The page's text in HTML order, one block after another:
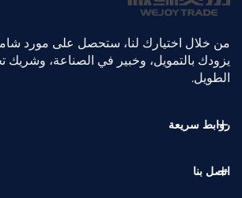
من خلال اختيارك لنا، ستحصل على مورد
يزودك بالتمويل، وخبير في الصناعة، وشريك
الطويل.
روابط سريعة
اتصل بنا